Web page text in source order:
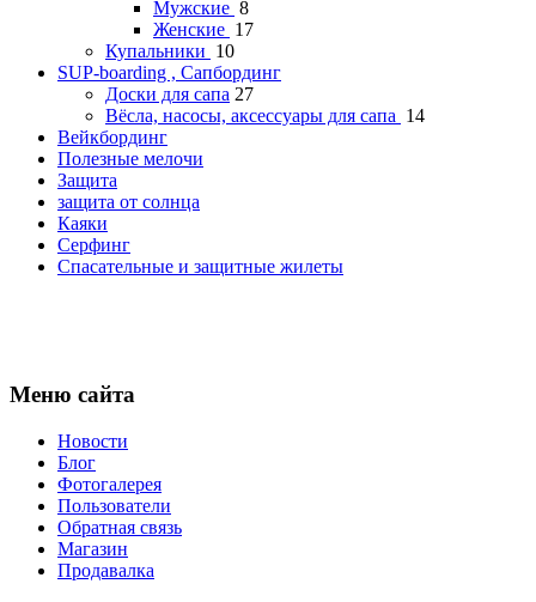
Мужские 8
Женские 17
Купальники 10
SUP-boarding , Сапбординг
Доски для сапа 27
Вёсла, насосы, аксессуары для сапа 14
Вейкбординг
Полезные мелочи
Защита
защита от солнца
Каяки
Серфинг
Спасательные и защитные жилеты
Меню сайта
Новости
Блог
Фотогалерея
Пользователи
Обратная связь
Магазин
Продавалка